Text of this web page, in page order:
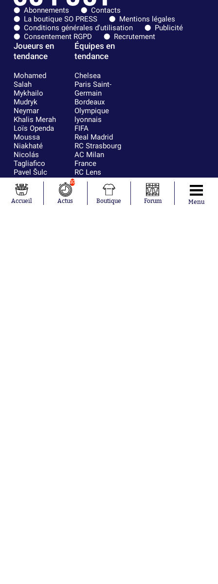
Abonnements
Contacts
La boutique SO PRESS
Mentions légales
Conditions générales d'utilisation
Publicité
Consentement RGPD
Recrutement
Joueurs en
tendance
Mohamed
Salah
Mykhailo
Mudryk
Neymar
Khalis Merah
Loïs Openda
Moussa
Niakhaté
Nicolás
Tagliafico
Pavel Šulc
Josh Maja
Gauthier Hein
Équipes en
tendance
Chelsea
Paris Saint-
Germain
Bordeaux
Olympique
lyonnais
FIFA
Real Madrid
RC Strasbourg
AC Milan
France
RC Lens
Accueil
10
Actus Boutique Forum Menu